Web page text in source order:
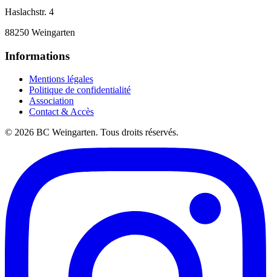
Haslachstr. 4
88250 Weingarten
Informations
Mentions légales
Politique de confidentialité
Association
Contact & Accès
© 2026 BC Weingarten. Tous droits réservés.